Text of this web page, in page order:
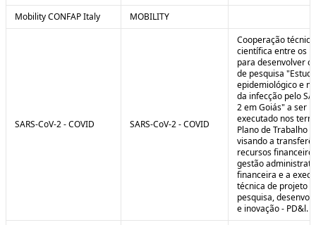
Mobility CONFAP Italy
MOBILITY
SARS-CoV-2 - COVID SARS-CoV-2 - COVID
Cooperação
científica entre os
para desenvolver o
de pesquisa "Estudo
epidemiológico e
da infecção pelo
2 em Goiás" a ser
executado nos
Plano de Trabalho
visando a
recursos
gestão
financeira e a
técnica de projeto
pesquisa,
e inovação - PD&l.